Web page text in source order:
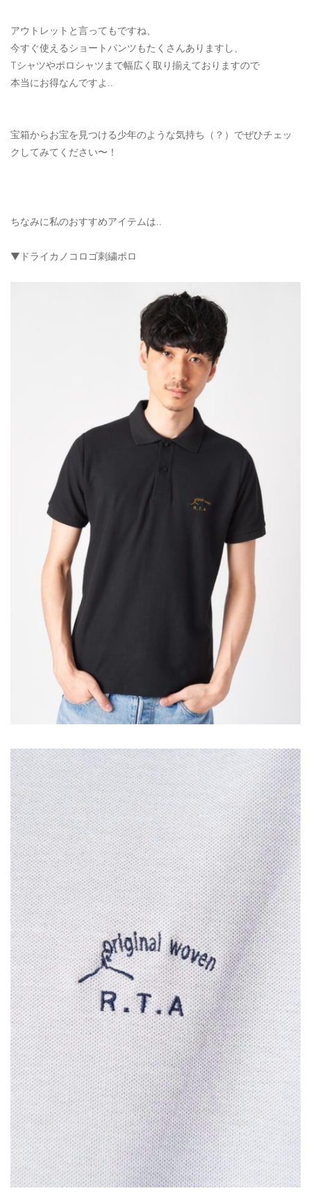
お問い合わせ
アウトレットと言ってもですね、
今すぐ使えるショートパンツもたくさんありますし、
Tシャツやポロシャツまで幅広く取り揃えておりますので
本当にお得なんですよ‥
宝箱からお宝を見つける少年のような気持ち（？）でぜひチェッ
クしてみてください〜！
ちなみに私のおすすめアイテムは‥
▼ドライカノコロゴ刺繍ポロ